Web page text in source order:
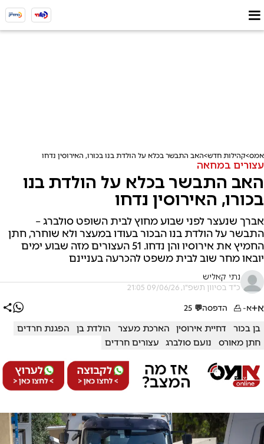
אמס קהילות חדש האב התבשר בכלא על הולדת בנו בכורו, האירוסין נדחו
עצורים במחאה
האב התבשר בכלא על הולדת בנו
בכורו, האירוסין נדחו
אברך שנעצר לפני שבוע מחוץ לבית השופט סולברג –
התבשר על הולדת בנו הבכור בעודו במעצר ולא שוחרר, חתן
החמיץ את אירוסיו והן נדחו. 51 העצורים מזה שבוע ימים
יובאו מחר שוב לבית משפט להכרעה בעניינם
נתי קאליש
כ"ד בסיוון תשפ"ו, 09/06/26 21:05
א+א- הדפסה💬
25
בן בכור דחיית אירוסין הארכת מעצר הולדת בן
הפגנת חרדים
חתן מאורס
נועם סולברג עצורים חרדים